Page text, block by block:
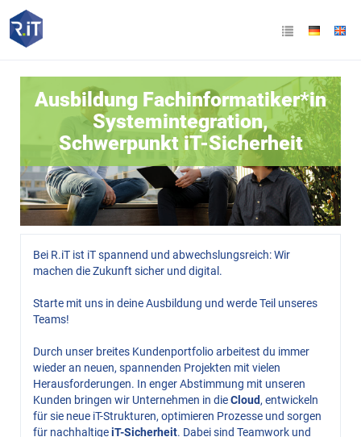
Ausbildung Fachinformatiker*in
Systemintegration,
Schwerpunkt iT-Sicherheit
Bei R.iT ist iT spannend und abwechslungsreich: Wir
machen die Zukunft sicher und digital.
Starte mit uns in deine Ausbildung und werde Teil unseres
Teams!
Durch unser breites Kundenportfolio arbeitest du immer
wieder an neuen, spannenden Projekten mit vielen
Herausforderungen. In enger Abstimmung mit unseren
Kunden bringen wir Unternehmen in dieCloud, entwickeln
für sie neue iT-Strukturen, optimieren Prozesse und sorgen
für nachhaltigeiT-Sicherheit. Dabei sind Teamwork und